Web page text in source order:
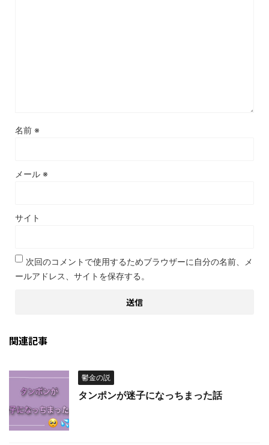
名前 ※
メール ※
サイト
次回のコメントで使用するためブラウザーに自分の名前、メ
ールアドレス、サイトを保存する。
関連記事
鬱金の説
タンポンが迷子になっちまった話